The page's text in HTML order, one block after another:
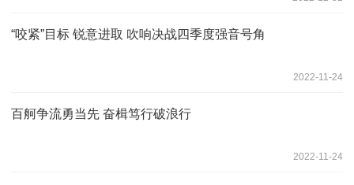
“咬紧”目标 锐意进取 吹响决战四季度强音号角
2022-11-24
百舸争流勇当先 奋楫笃行破浪行
2022-11-24